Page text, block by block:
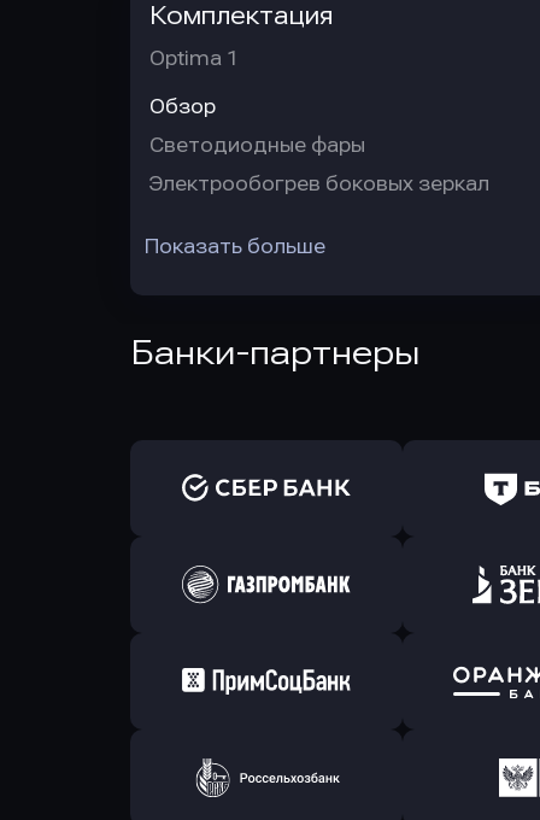
Комплектация
Optima 1
Обзор
Светодиодные фары
Электрообогрев боковых зеркал
Показать больше
Банки-партнеры
Оправить заявку
в Сбербанк
в Т-Банк
Оправить заявку
в Газпромбанк
в
Оправить заявку
в Примсоцбанк
в Банк